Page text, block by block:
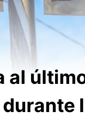
al